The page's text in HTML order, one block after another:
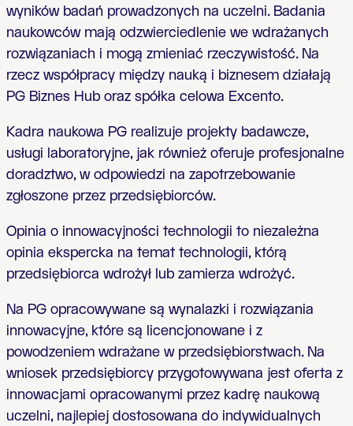
wyników badań prowadzonych na uczelni. Badania
naukowców mają odzwierciedlenie we wdrażanych
rozwiązaniach i mogą zmieniać rzeczywistość. Na
rzecz współpracy między nauką i biznesem działają
PG Biznes Hub oraz spółka celowa Excento.
Kadra naukowa PG realizuje projekty badawcze,
usługi laboratoryjne, jak również oferuje profesjonalne
doradztwo, w odpowiedzi na zapotrzebowanie
zgłoszone przez przedsiębiorców.
Opinia o innowacyjności technologii to niezależna
opinia ekspercka na temat technologii, którą
przedsiębiorca wdrożył lub zamierza wdrożyć.
Na PG opracowywane są wynalazki i rozwiązania
innowacyjne, które są licencjonowane i z
powodzeniem wdrażane w przedsiębiorstwach. Na
wniosek przedsiębiorcy przygotowywana jest oferta z
innowacjami opracowanymi przez kadrę naukową
uczelni, najlepiej dostosowana do indywidualnych